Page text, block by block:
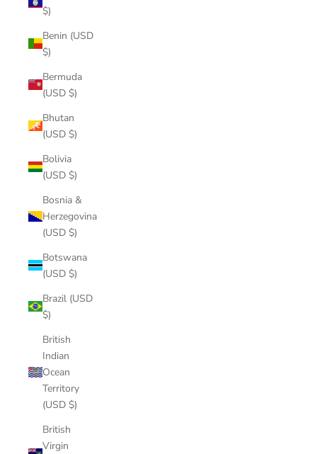
$)
Benin (USD
$)
Bermuda
(USD $)
Bhutan
(USD $)
Bolivia
(USD $)
Bosnia &
Herzegovina
(USD $)
Botswana
(USD $)
Brazil (USD
$)
British
Indian
Ocean
Territory
(USD $)
British
Virgin